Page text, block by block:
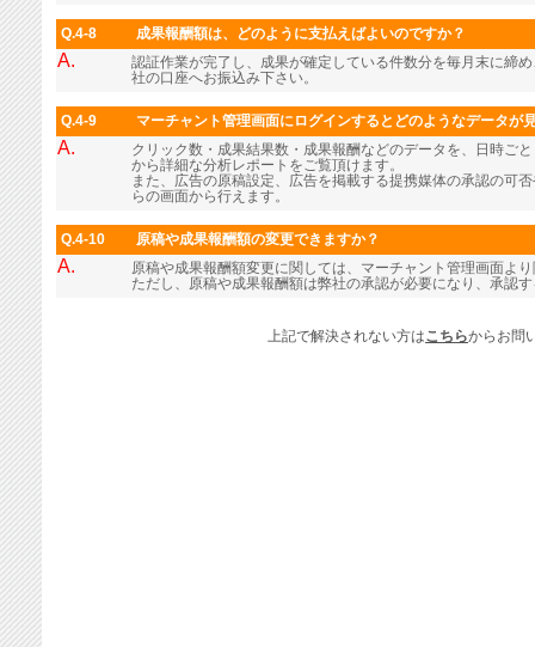
Q.4-8 成果報酬額は、どのように支払えばよいのですか？
A.
認証作業が完了し、成果が確定している件数分を毎月末に締
社の口座へお振込み下さい。
Q.4-9 マーチャント管理画面にログインするとどのようなデータが
A.
クリック数・成果結果数・成果報酬などのデータを、日時ご
から詳細な分析レポートをご覧頂けます。
また、広告の原稿設定、広告を掲載する提携媒体の承認の可
らの画面から行えます。
Q.4-10 原稿や成果報酬額の変更できますか？
A.
原稿や成果報酬額変更に関しては、マーチャント管理画面よ
ただし、原稿や成果報酬額は弊社の承認が必要になり、承認
上記で解決されない方はこちらからお問